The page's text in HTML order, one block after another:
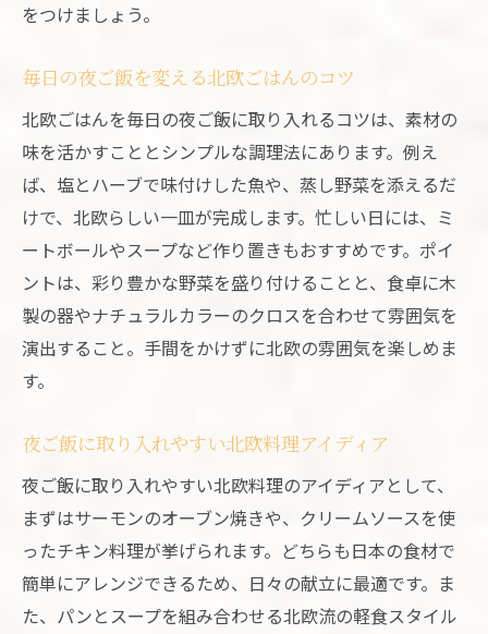
をつけましょう。
毎日の夜ご飯を変える北欧ごはんのコツ
北欧ごはんを毎日の夜ご飯に取り入れるコツは、素材の
味を活かすこととシンプルな調理法にあります。例え
ば、塩とハーブで味付けした魚や、蒸し野菜を添えるだ
けで、北欧らしい一皿が完成します。忙しい日には、ミ
ートボールやスープなど作り置きもおすすめです。ポイ
ントは、彩り豊かな野菜を盛り付けることと、食卓に木
製の器やナチュラルカラーのクロスを合わせて雰囲気を
演出すること。手間をかけずに北欧の雰囲気を楽しめま
す。
夜ご飯に取り入れやすい北欧料理アイディア
夜ご飯に取り入れやすい北欧料理のアイディアとして、
まずはサーモンのオーブン焼きや、クリームソースを使
ったチキン料理が挙げられます。どちらも日本の食材で
簡単にアレンジできるため、日々の献立に最適です。ま
た、パンとスープを組み合わせる北欧流の軽食スタイル